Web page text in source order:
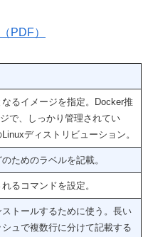
PDF）
るイメージを指定。Docker推
で、しっかり管理されてい
ディストリビューション。
ためのラベルを記載。
るコマンドを設定。
トールするために使う。長い
ュで複数行に分けて記載する